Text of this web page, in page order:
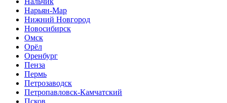
Нарьян-Мар
Нижний Новгород
Новосибирск
Омск
Орёл
Оренбург
Пенза
Пермь
Петрозаводск
Петропавловск-Камчатский
Псков